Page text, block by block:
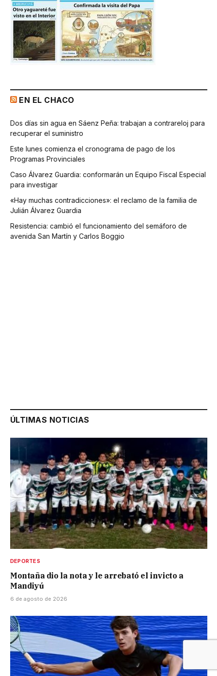
EN EL CHACO
Dos días sin agua en Sáenz Peña: trabajan a contrareloj para
recuperar el suministro
Este lunes comienza el cronograma de pago de los
Programas Provinciales
Caso Álvarez Guardia: conformarán un Equipo Fiscal Especial
para investigar
«Hay muchas contradicciones»: el reclamo de la familia de
Julián Álvarez Guardia
Resistencia: cambió el funcionamiento del semáforo de
avenida San Martín y Carlos Boggio
ÚLTIMAS NOTICIAS
DEPORTES
Montaña dio la nota y le arrebató el invicto a
Mandiyú
6 de agosto de 2026